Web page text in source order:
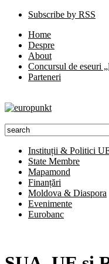
Subscribe by RSS
Home
Despre
About
Concursul de eseuri
Parteneri
Instituții & Politici
State Membre
Mapamond
Finanțări
Moldova & Diaspora
Evenimente
Eurobanc